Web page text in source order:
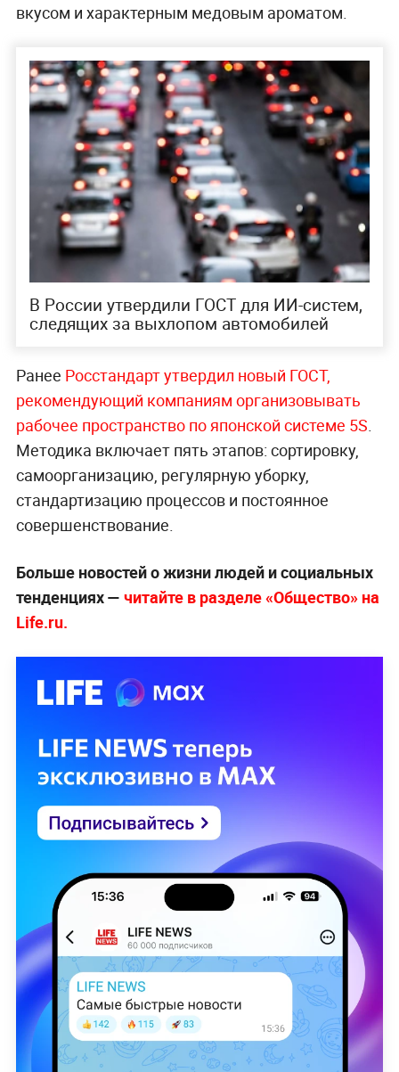
вкусом и характерным медовым ароматом.
В России утвердили ГОСТ для ИИ-систем,
следящих за выхлопом автомобилей
Ранее Росстандарт утвердил новый ГОСТ,
рекомендующий компаниям организовывать
рабочее пространство по японской системе 5S.
Методика включает пять этапов: сортировку,
самоорганизацию, регулярную уборку,
стандартизацию процессов и постоянное
совершенствование.
Больше новостей о жизни людей и социальных
тенденциях — читайте в разделе «Общество» на
Life.ru.